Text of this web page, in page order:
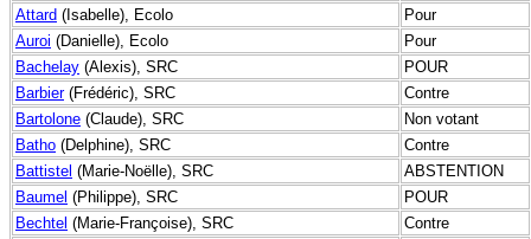
Attard (Isabelle), Ecolo
Pour
Auroi (Danielle), Ecolo
Pour
Bachelay (Alexis), SRC
POUR
Barbier(Frédéric), SRC
Contre
Bartolone (Claude), SRC
Non votant
Batho (Delphine), SRC
Contre
Battistel (Marie-Noëlle), SRC
ABSTENTION
Baumel (Philippe), SRC
POUR
Bechtel (Marie-Françoise), SRC
Contre